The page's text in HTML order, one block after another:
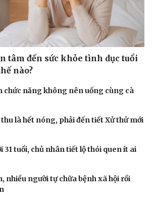
tâm đến sức khỏe tình dục tuổi
nào?
chức năng không nên uống cùng cà
là hết nóng, phải đến tiết Xử thử mới
31 tuổi, chủ nhân tiết lộ thói quen ít ai
nhiều người tự chữa bệnh xã hội rồi